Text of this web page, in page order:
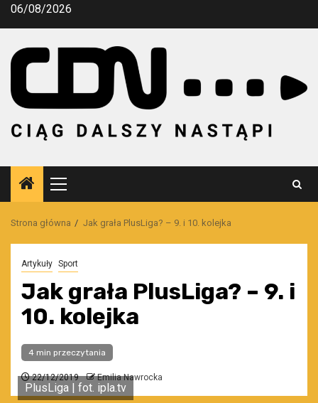
Przejdź
06/08/2026
Menu
główne
Strona główna Jak grała PlusLiga? – 9. i 10. kolejka
Artykuły Sport
Jak grała PlusLiga? – 9. i
10. kolejka
4 min przeczytania
22/12/2019 Emilia Nawrocka
PlusLiga | fot. ipla.tv